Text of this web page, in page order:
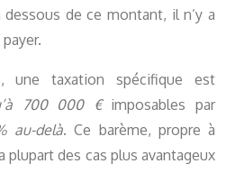
de ce montant, il n’y a
une taxation spécifique est
700 000 €imposables par
au-delà. Ce barème, propre à
plupart des cas plus avantageux